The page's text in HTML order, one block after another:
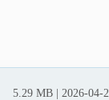
5.29 MB | 2026-04-